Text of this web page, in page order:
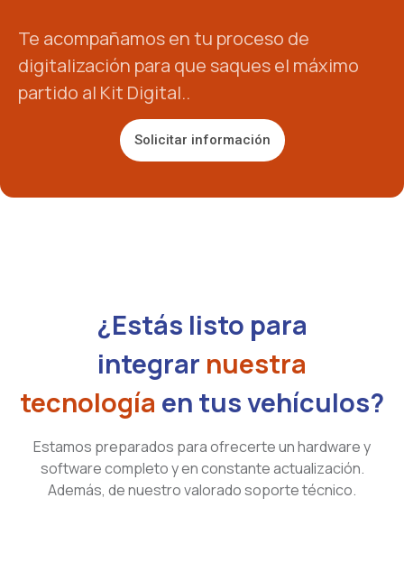
Te acompañamos en tu proceso de
digitalización para que saques el máximo
partido al Kit Digital..
Solicitar información
¿Estás listo para
integrar nuestra
tecnología en tus vehículos?
Estamos preparados para ofrecerte un hardware y
software completo y en constante actualización.
Además, de nuestro valorado soporte técnico.